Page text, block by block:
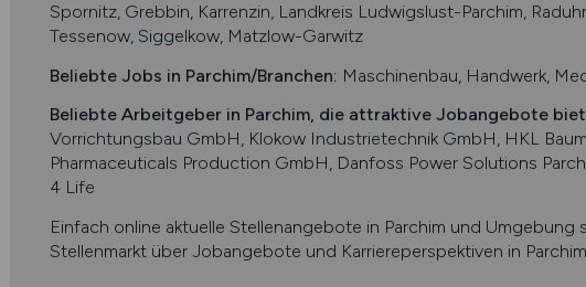
Spornitz, Grebbin, Karrenzin, Landkreis Ludwigslust-Parchim,
Tessenow, Siggelkow, Matzlow-Garwitz
Beliebte Jobs in Parchim/Branchen: Maschinenbau, Handwerk,
Beliebte Arbeitgeber in Parchim, die attraktive Jobangebote
Vorrichtungsbau GmbH, Klokow Industrietechnik GmbH, HKL
Pharmaceuticals Production GmbH, Danfoss Power Solutions
4 Life
Einfach online aktuelle Stellenangebote in Parchim und Umgebung
Stellenmarkt über Jobangebote und Karriereperspektiven in Parchim